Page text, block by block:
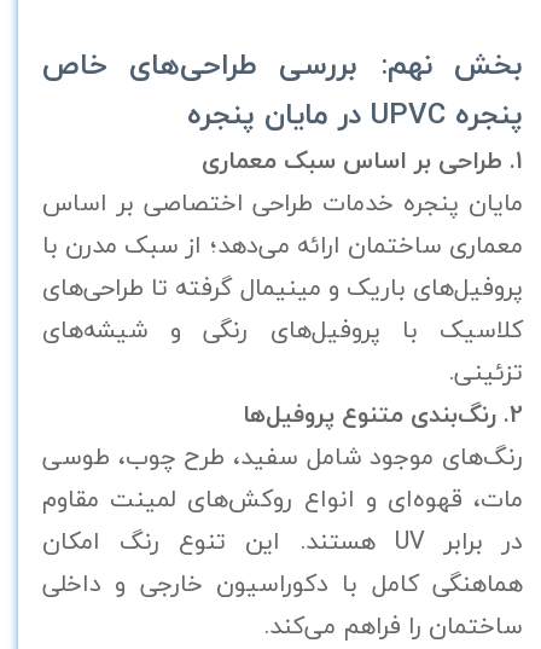
بخش نهم: بررسی طراحی‌های خاص
پنجره UPVC در مایان پنجره
1. طراحی بر اساس سبک معماری
مایان پنجره خدمات طراحی اختصاصی بر اساس
معماری ساختمان ارائه می‌دهد؛ از سبک مدرن با
پروفیل‌های باریک و مینیمال گرفته تا طراحی‌های
کلاسیک با پروفیل‌های رنگی و شیشه‌های
تزئینی.
2. رنگ‌بندی متنوع پروفیل‌ها
رنگ‌های موجود شامل سفید، طرح چوب، طوسی
مات، قهوه‌ای و انواع روکش‌های لمینت مقاوم
در برابر UV هستند. این تنوع رنگ امکان
هماهنگی کامل با دکوراسیون خارجی و داخلی
ساختمان را فراهم می‌کند.